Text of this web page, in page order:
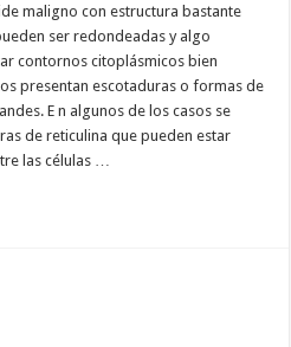
maligno con estructura bastante
ser redondeadas y algo
contornos citoplásmicos bien
presentan escotaduras o formas de
E n algunos de los casos se
de reticulina que pueden estar
las células …